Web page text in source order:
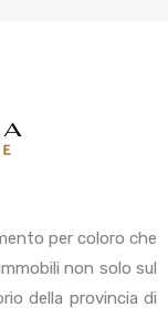
per coloro che
non solo sul
della provincia di